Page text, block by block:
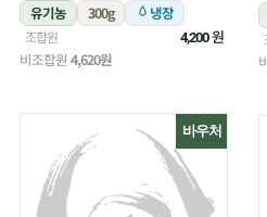
유기농 300g 냉장
조합원 4,200원
비조합원 4,620원
바우처